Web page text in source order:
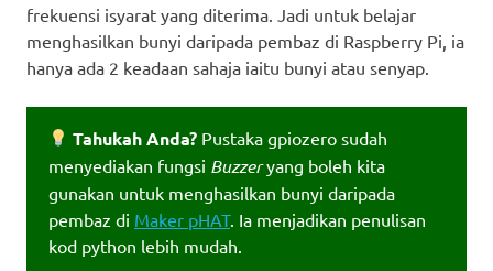
frekuensi isyarat yang diterima. Jadi untuk belajar
menghasilkan bunyi daripada pembaz di Raspberry Pi, ia
hanya ada 2 keadaan sahaja iaitu bunyi atau senyap.
Tahukah Anda? Pustaka gpiozero sudah
menyediakan fungsi Buzzeryang boleh kita
gunakan untuk menghasilkan bunyi daripada
pembaz di Maker pHAT. Ia menjadikan penulisan
kod python lebih mudah.